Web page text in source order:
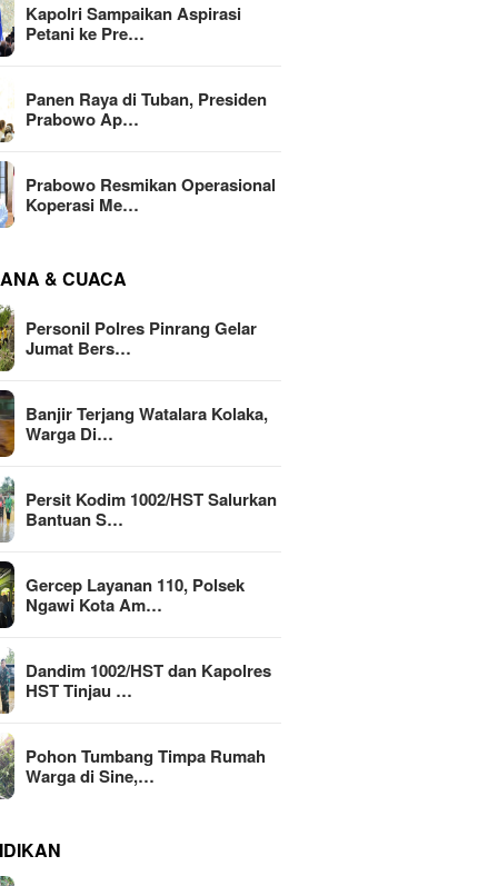
Kapolri Sampaikan Aspirasi
Petani ke Pre…
Panen Raya di Tuban, Presiden
Prabowo Ap…
Prabowo Resmikan Operasional
Koperasi Me…
& CUACA
Personil Polres Pinrang Gelar
Jumat Bers…
Banjir Terjang Watalara Kolaka,
Warga Di…
Persit Kodim 1002/HST Salurkan
Bantuan S…
Gercep Layanan 110, Polsek
Ngawi Kota Am…
Dandim 1002/HST dan Kapolres
HST Tinjau …
Pohon Tumbang Timpa Rumah
Warga di Sine,…